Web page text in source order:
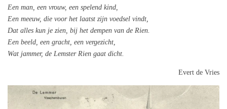
Een man, een vrouw, een spelend kind,
Een meeuw, die voor het laatst zijn voedsel vindt,
Dat alles kun je zien, bij het dempen van de Rien.
Een beeld, een gracht, een vergezicht,
Wat jammer, de Lemster Rien gaat dicht.
Evert de Vries